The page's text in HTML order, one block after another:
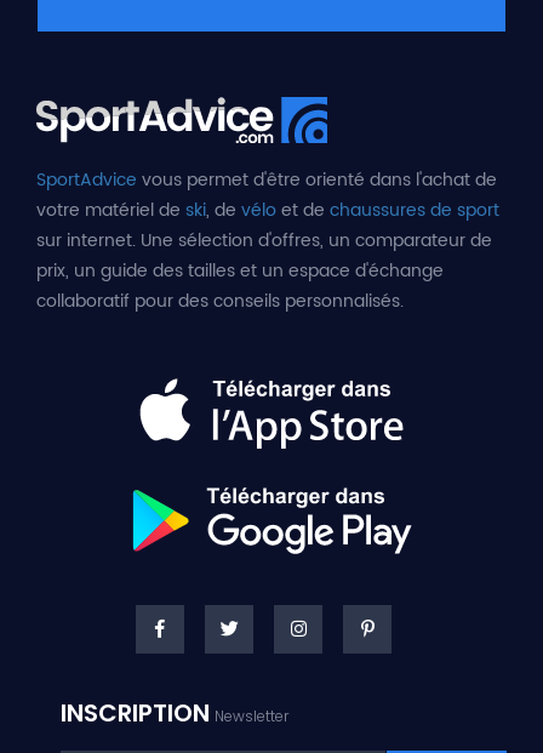
SportAdvice vous permet d'être orienté dans l'achat de
votre matériel de ski, de véloet de chaussures de sport
sur internet. Une sélection d'offres, un comparateur de
prix, un guide des tailles et un espace d'échange
collaboratif pour des conseils personnalisés.
INSCRIPTION Newsletter